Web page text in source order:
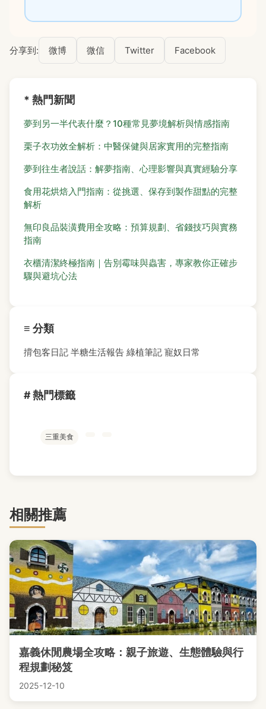
分享到: 微博 微信 Twitter Facebook
* 熱門新聞
夢到另一半代表什麼？10種常見夢境解析與情感指南
栗子衣功效全解析：中醫保健與居家實用的完整指南
夢到往生者說話：解夢指南、心理影響與真實經驗分享
食用花烘焙入門指南：從挑選、保存到製作甜點的完整
解析
無印良品裝潢費用全攻略：預算規劃、省錢技巧與實務
指南
衣櫃清潔終極指南｜告別霉味與蟲害，專家教你正確步
驟與避坑心法
≡ 分類
揹包客日記 半糖生活報告 綠植筆記 寵奴日常
# 熱門標籤
三重美食
相關推薦
嘉義休閒農場全攻略：親子旅遊、生態體驗與行
程規劃秘笈
2025-12-10